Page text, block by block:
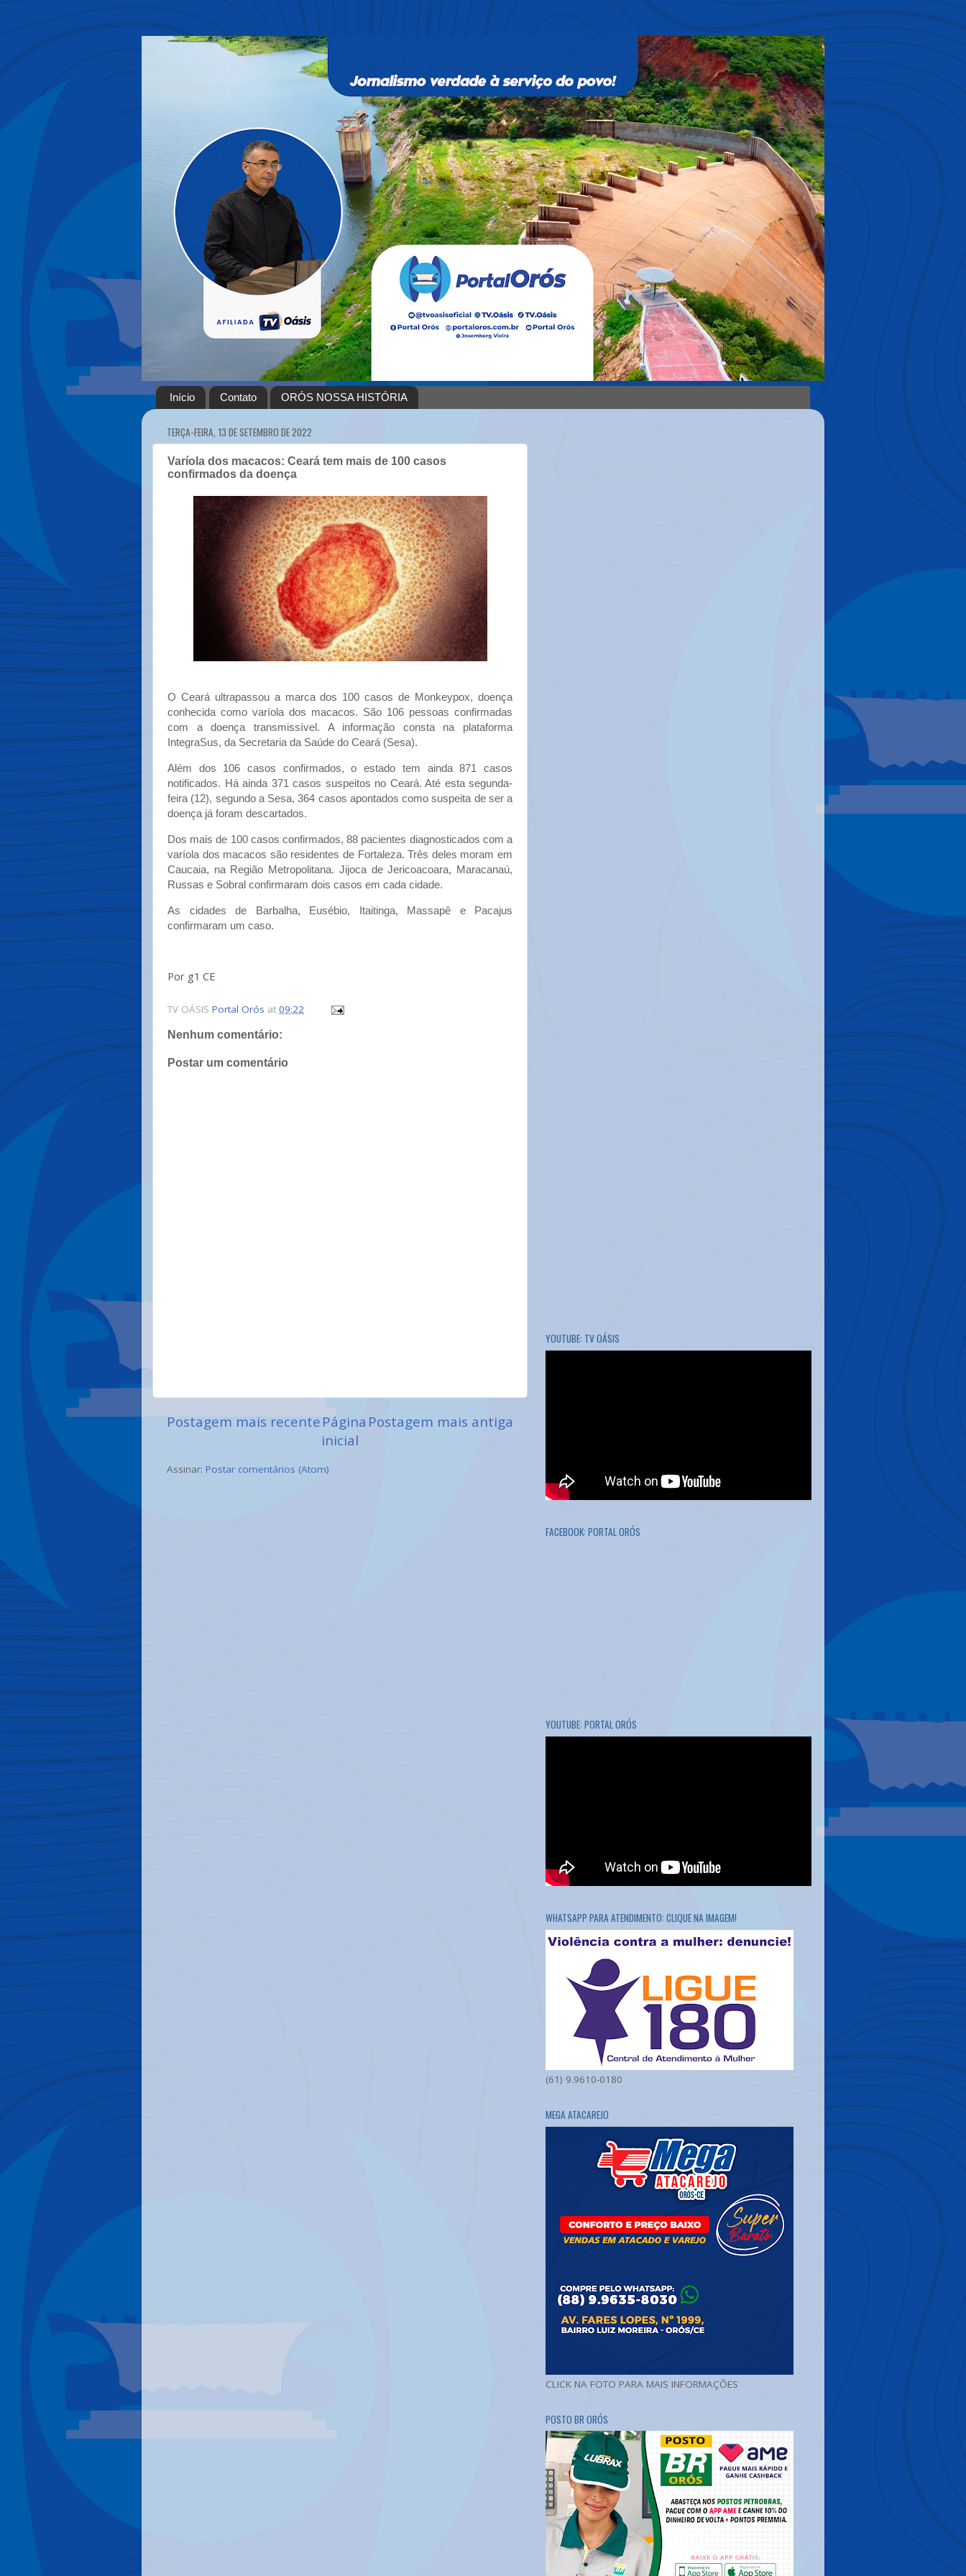
Início Contato ORÓS NOSSA HISTÓRIA
TERÇA-FEIRA, 13 DE SETEMBRO DE 2022
Varíola dos macacos: Ceará tem mais de 100 casos
confirmados da doença
O Ceará ultrapassou a marca dos 100 casos de Monkeypox, doença
conhecida como varíola dos macacos. São 106 pessoas confirmadas
com a doença transmissível. A informação consta na plataforma
IntegraSus, da Secretaria da Saúde do Ceará (Sesa).
Além dos 106 casos confirmados, o estado tem ainda 871 casos
notificados. Há ainda 371 casos suspeitos no Ceará. Até esta segunda-
feira (12), segundo a Sesa, 364 casos apontados como suspeita de ser a
doença já foram descartados.
Dos mais de 100 casos confirmados, 88 pacientes diagnosticados com a
varíola dos macacos são residentes de Fortaleza. Três deles moram em
Caucaia, na Região Metropolitana. Jijoca de Jericoacoara, Maracanaú,
Russas e Sobral confirmaram dois casos em cada cidade.
As cidades de Barbalha, Eusébio, Itaitinga, Massapê e Pacajus
confirmaram um caso.
Por g1 CE
TV OÁSIS Portal Orós at 09:22
Nenhum comentário:
Postar um comentário
Postagem mais recente Postagem mais antiga
Página
inicial
Assinar: Postar comentários (Atom)
YOUTUBE: TV OÁSIS
FACEBOOK: PORTAL ORÓS
YOUTUBE: PORTAL ORÓS
WHATSAPP PARA ATENDIMENTO: CLIQUE NA IMAGEM!
(61) 9.9610-0180
MEGA ATACAREJO
CLICK NA FOTO PARA MAIS INFORMAÇÕES
POSTO BR ORÓS